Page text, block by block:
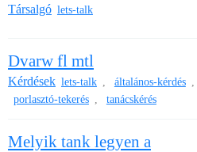
Társalgó lets-talk
Dvarw fl mtl
Kérdések lets-talk , általános-kérdés ,
porlasztó-tekerés , tanácskérés
Melyik tank legyen a